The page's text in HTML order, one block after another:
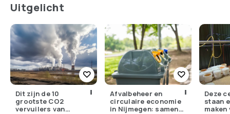
Uitgelicht
Dit zijn de 10
grootste CO2
vervuilers van
Afvalbeheer en
circulaire economie
in Nijmegen: samen
Deze
staan
maken